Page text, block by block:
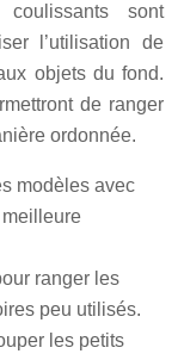
sont
l’utilisation de
objets du fond.
de ranger
ordonnée.
modèles avec
ranger les
peu utilisés.
les petits